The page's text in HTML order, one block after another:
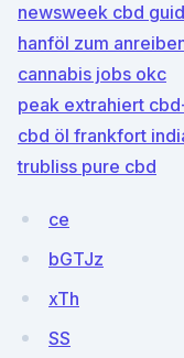
newsweek cbd
hanföl zum
cannabis jobs okc
peak extrahiert
cbd öl frankfort
trubliss pure cbd
ce
bGTJz
xTh
SS